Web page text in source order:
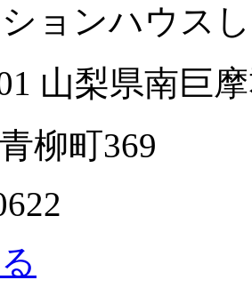
ションハウス
山梨県南巨
柳町369